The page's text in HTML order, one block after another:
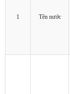
1 Tên nước